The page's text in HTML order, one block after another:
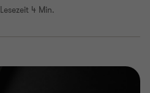
Lesezeit 4 Min.